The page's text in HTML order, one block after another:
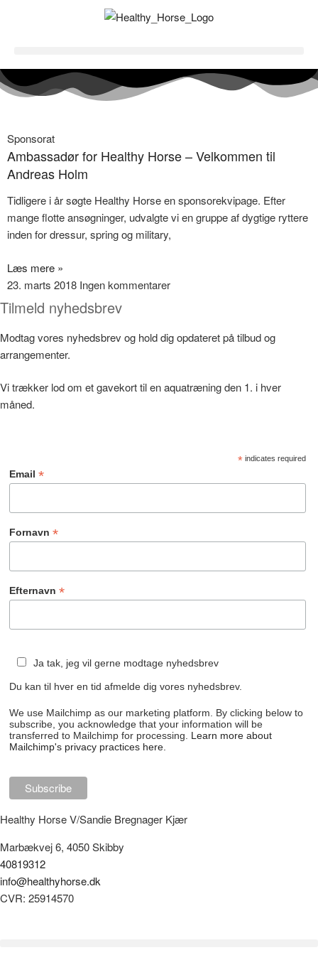
Sponsorat
Ambassadør for Healthy Horse – Velkommen til
Andreas Holm
Tidligere i år søgte Healthy Horse en sponsorekvipage. Efter
mange flotte ansøgninger, udvalgte vi en gruppe af dygtige ryttere
inden for dressur, spring og military,
Læs mere »
23. marts 2018 Ingen kommentarer
Tilmeld nyhedsbrev
Modtag vores nyhedsbrev og hold dig opdateret på tilbud og
arrangementer.
Vi trækker lod om et gavekort til en aquatræning den 1. i hver
måned.
*indicates required
Email*
Fornavn*
Efternavn*
Ja tak, jeg vil gerne modtage nyhedsbrev
Du kan til hver en tid afmelde dig vores nyhedsbrev.
We use Mailchimp as our marketing platform. By clicking below to
subscribe, you acknowledge that your information will be
transferred to Mailchimp for processing. Learn more about
Mailchimp's privacy practices here.
Healthy Horse V/Sandie Bregnager Kjær
Marbækvej 6, 4050 Skibby
40819312
info@healthyhorse.dk
CVR: 25914570